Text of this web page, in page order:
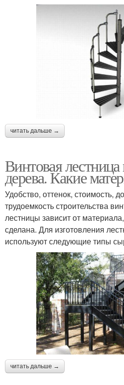
читать дальше →
Винтовая
дерева. Какие
Удобство, оттенок, стоимость,
трудоемкость строительства
лестницы зависит от
сделана. Для изготовления
используют следующие типы
читать дальше →